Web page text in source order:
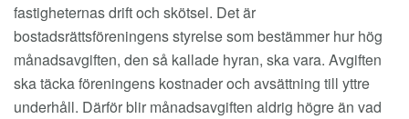
fastigheternas drift och skötsel. Det är
bostadsrättsföreningens styrelse som bestämmer hur hög
månadsavgiften, den så kallade hyran, ska vara. Avgiften
ska täcka föreningens kostnader och avsättning till yttre
underhåll. Därför blir månadsavgiften aldrig högre än vad